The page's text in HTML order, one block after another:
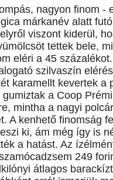
nagyon finom -
márkanév alatt futó
viszont kiderül,
tettek bele,
eléri a 45
szilvaszín
karamellt kevertek a
a Coop
mintha a nagyi
A kenhető finomság
ki, ám még így is
a hatást. Az
249
átlagos